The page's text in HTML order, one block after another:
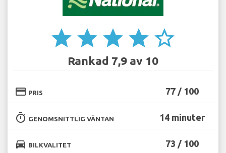
star star star star star_border
Rankad 7,9 av 10
credit_card PRIS 77 / 100
timer GENOMSNITTLIG VÄNTAN 14 minuter
directions_car BILKVALITET 73 / 100